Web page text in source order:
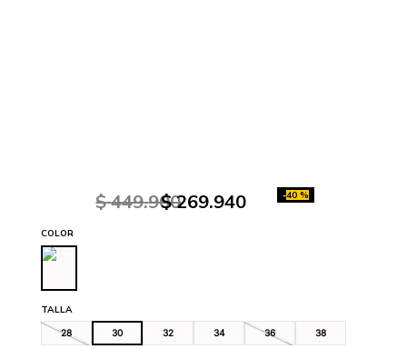
$ 449.900
$ 269.940 -40 %
TALLA
28 30 32 34 36 38
COLOR